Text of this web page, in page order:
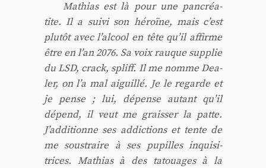
Mathias est là pour une pan­créa­
tite. Il a sui­vi son héroïne, mais c’est
plu­tôt avec l’alcool en tête qu’il affirme
être en l’an 2076. Sa voix rauque sup­plie
du LSD, crack, spliff. Il me nomme Dea­
ler, on l’a mal aiguillé. Je le regarde et
je pense ; lui, dépense autant qu’il
dépend, il veut me grais­ser la patte.
J’additionne ses addic­tions et tente de
me sous­traire à ses pupilles inqui­si­
trices. Mathias à des tatouages à la